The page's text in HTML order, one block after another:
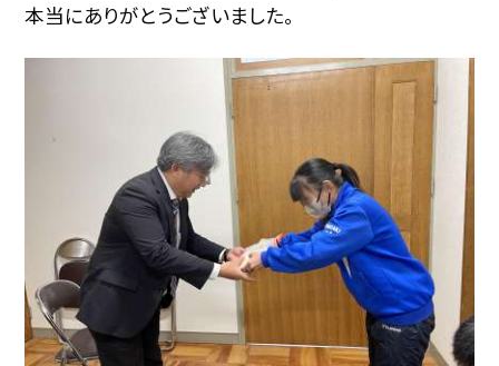
本当にありがとうございました。